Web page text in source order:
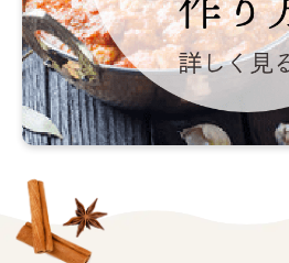
カ
料
理
の
作
り
詳
し
く